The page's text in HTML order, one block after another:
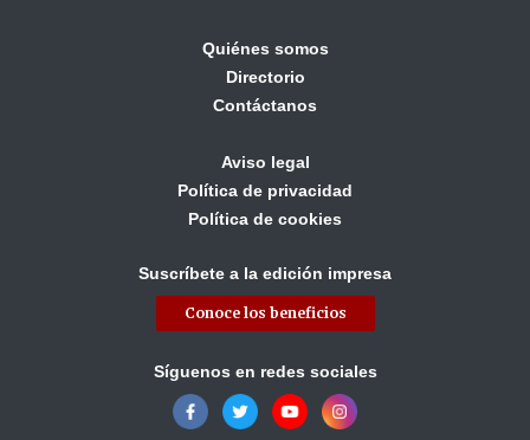
Quiénes somos
Directorio
Contáctanos
Aviso legal
Política de privacidad
Política de cookies
Suscríbete a la edición impresa
Conoce los beneficios
Síguenos en redes sociales